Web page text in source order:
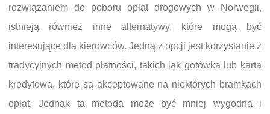
rozwiązaniem do poboru opłat drogowych w Norwegii,
istnieją również inne alternatywy, które mogą być
interesujące dla kierowców. Jedną z opcji jest korzystanie z
tradycyjnych metod płatności, takich jak gotówka lub karta
kredytowa, które są akceptowane na niektórych bramkach
opłat. Jednak ta metoda może być mniej wygodna i